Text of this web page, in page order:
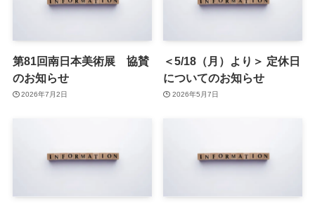
第81回南日本美術展 協賛
のお知らせ
2026年7月2日
＜5/18（月）より＞ 定休日
についてのお知らせ
2026年5月7日